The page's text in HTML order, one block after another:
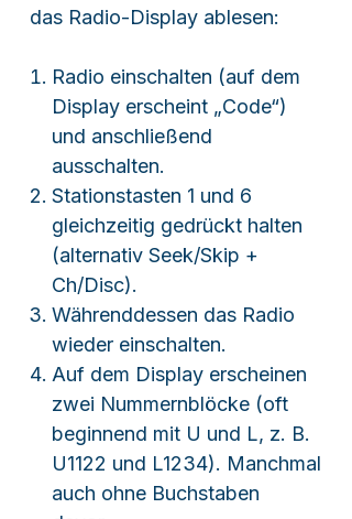
das Radio-Display ablesen:
Radio einschalten (auf dem
Display erscheint „Code“)
und anschließend
ausschalten.
Stationstasten 1 und 6
gleichzeitig gedrückt halten
(alternativ Seek/Skip +
Ch/Disc).
Währenddessen das Radio
wieder einschalten.
Auf dem Display erscheinen
zwei Nummernblöcke (oft
beginnend mit U und L, z. B.
U1122 und L1234). Manchmal
auch ohne Buchstaben